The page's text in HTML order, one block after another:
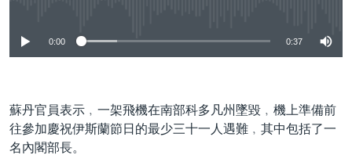
美國透視
建國史話
其他語言網站
0:00 0:37
蘇丹官員表示﹐一架飛機在南部科多凡州墜毀﹐機上準備前
往參加慶祝伊斯蘭節日的最少三十一人遇難﹐其中包括了一
名內閣部長。